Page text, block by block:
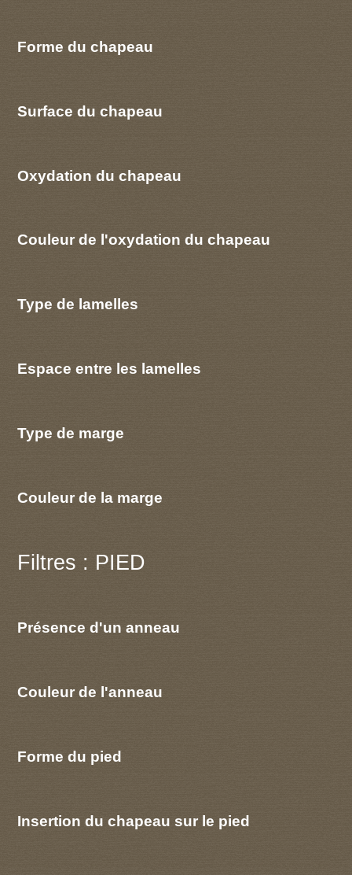
Forme du chapeau
Surface du chapeau
Oxydation du chapeau
Couleur de l'oxydation du chapeau
Type de lamelles
Espace entre les lamelles
Type de marge
Couleur de la marge
Filtres : PIED
Présence d'un anneau
Couleur de l'anneau
Forme du pied
Insertion du chapeau sur le pied